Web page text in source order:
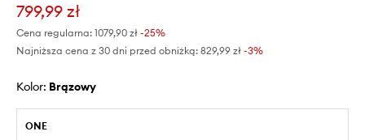
799,99 zł
Cena regularna: 1079,90 zł -25%
Najniższa cena z 30 dni przed obniżką: 829,99 zł -3%
Kolor: brązowy
ONE